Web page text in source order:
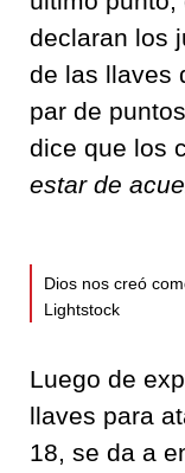
declaran los
de las llaves
par de
dice que los
estar de
Dios nos creó
Lightstock
Luego de
llaves para
18, se da a